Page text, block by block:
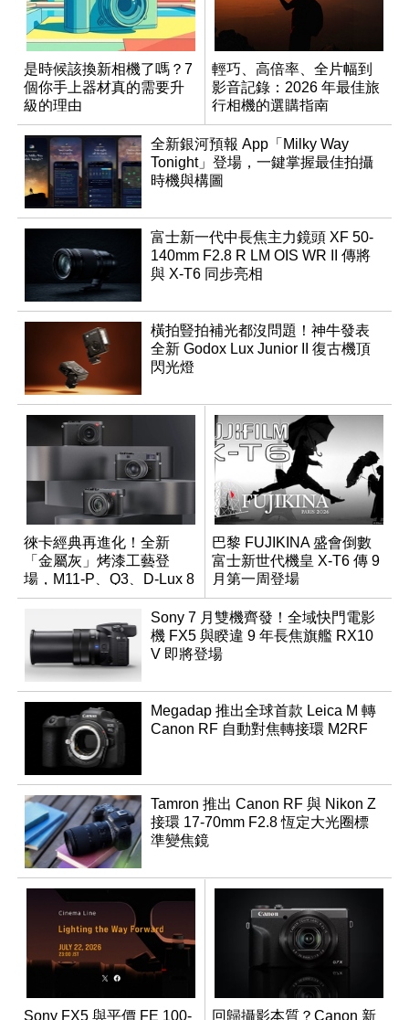
是時候該換新相機了嗎？7
個你手上器材真的需要升
級的理由
輕巧、高倍率、全片幅到
影音記錄：2026 年最佳旅
行相機的選購指南
全新銀河預報 App「Milky Way
Tonight」登場，一鍵掌握最佳拍攝
時機與構圖
富士新一代中長焦主力鏡頭 XF 50-
140mm F2.8 R LM OIS WR II 傳將
與 X-T6 同步亮相
橫拍豎拍補光都沒問題！神牛發表
全新 Godox Lux Junior II 復古機頂
閃光燈
徠卡經典再進化！全新
「金屬灰」烤漆工藝登
場，M11-P、Q3、D-Lux 8
領銜換裝
巴黎 FUJIKINA 盛會倒數
富士新世代機皇 X-T6 傳 9
月第一周登場
Sony 7 月雙機齊發！全域快門電影
機 FX5 與睽違 9 年長焦旗艦 RX10
V 即將登場
Megadap 推出全球首款 Leica M 轉
Canon RF 自動對焦轉接環 M2RF
Tamron 推出 Canon RF 與 Nikon Z
接環 17-70mm F2.8 恆定大光圈標
準變焦鏡
Sony FX5 與平價 FE 100- 回歸攝影本質？Canon 新